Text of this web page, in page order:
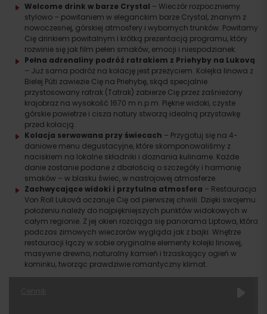
Welcome drink w barze Crystal – Wieczór rozpoczniemy
stylowo – powitaniem w eleganckim barze Crystal, znanym z
nowoczesnej, górskiej atmosfery i wybornych trunków. Powitamy
Cię drinkiem powitalnym i krótką prezentacją programu, który
rozwinie się jak film pełen smaków, emocji i niespodzianek.
Pełna adrenaliny podróż ratrakiem z Priehyby na Lukovą
– Już sama podróż na kolację jest przeżyciem. Kolejka linowa z
Bielej Púti zawiezie Cię na Priehybę, skąd specjalnie
przystosowany ratrak (Tatrak) zabierze Cię przez zaśnieżony
krajobraz na wysokość 1670 m n.p.m. Piękne widoki, czyste
górskie powietrze i cisza natury stworzą idealną przystawkę
przed kolacją.
Kolacja serwowana przy świecach – Przygotuj się na 4-
daniowe menu degustacyjne, które skomponowaliśmy z
naciskiem na lokalne składniki i doznania kulinarne. Każde
danie zostanie podane z dbałością o szczegóły i harmonię
smaków – w blasku świec, w nastrojowej atmosferze.
Zachwycające widoki i przytulna atmosfera – Restauracja
Von Roll Luková oczaruje Cię od pierwszej chwili. Dzięki swojemu
położeniu należy do najpiękniejszych punktów widokowych w
całym regionie. Z jej okien rozciąga się panorama Liptowa, która
podczas zimowych wieczorów wygląda jak z bajki. Wnętrze
restauracji łączy w sobie oryginalne elementy kolejki linowej,
masywne drewno, naturalny kamień i trzaskający ogień w
kominku, tworząc prawdziwie romantyczny klimat.